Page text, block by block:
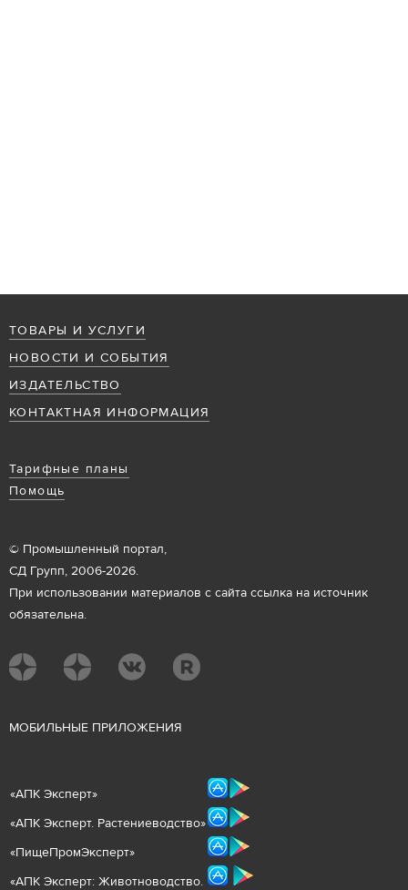
ТОВАРЫ И УСЛУГИ
НОВОСТИ И СОБЫТИЯ
ИЗДАТЕЛЬСТВО
КОНТАКТНАЯ ИНФОРМАЦИЯ
Тарифные планы
Помощь
© Промышленный портал,
СД Групп, 2006-2026.
При использовании материалов с сайта ссылка на источник
обязательна.
МОБИЛЬНЫЕ ПРИЛОЖЕНИЯ
«АПК Эксперт»
«АПК Эксперт. Растениеводство»
«ПищеПромЭксперт»
«АПК Эксперт: Животноводство.